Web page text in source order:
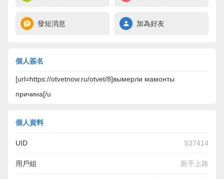
發短消息 加為好友
個人簽名
[url=https://otvetnow.ru/otvet/8]вымерли мамонты
причина[/u
個人資料
UID 537414
用戶組 新手上路